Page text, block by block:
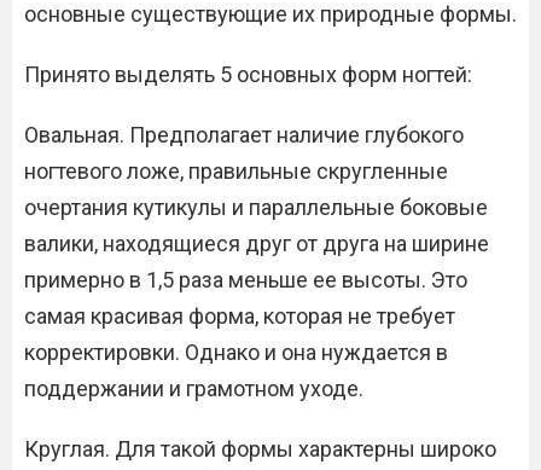
основные существующие их природные формы.
Принято выделять 5 основных форм ногтей:
Овальная. Предполагает наличие глубокого
ногтевого ложе, правильные скругленные
очертания кутикулы и параллельные боковые
валики, находящиеся друг от друга на ширине
примерно в 1,5 раза меньше ее высоты. Это
самая красивая форма, которая не требует
корректировки. Однако и она нуждается в
поддержании и грамотном уходе.
Круглая. Для такой формы характерны широко